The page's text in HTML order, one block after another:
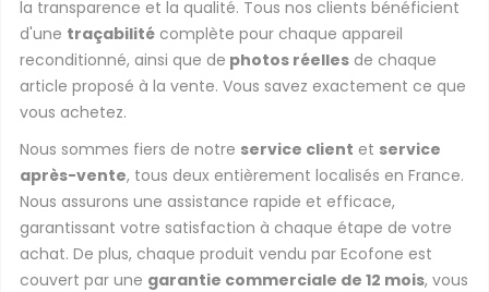
la transparence et la qualité. Tous nos clients bénéficient
d'une traçabilité complète pour chaque appareil
reconditionné, ainsi que de photos réelles de chaque
article proposé à la vente. Vous savez exactement ce que
vous achetez.
Nous sommes fiers de notre service client et service
après-vente, tous deux entièrement localisés en France.
Nous assurons une assistance rapide et efficace,
garantissant votre satisfaction à chaque étape de votre
achat. De plus, chaque produit vendu par Ecofone est
couvert par une garantie commerciale de 12 mois, vous